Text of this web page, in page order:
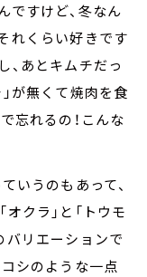
ですけど、冬なん
れくらい好きです
、あとキムチだっ
が無くて焼肉を食
忘れるの！こんな
いうのもあって、
クラ」と「トウモ
バリエーションで
コシのような一点